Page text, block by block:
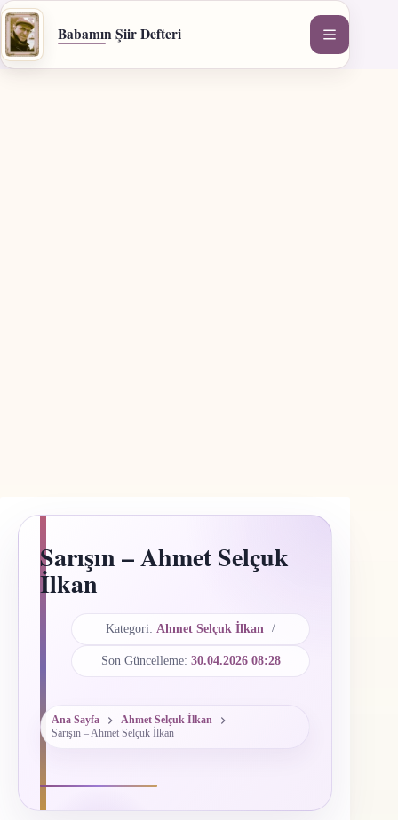
İçeriğe
geç
Babamın Şiir Defteri
Sarışın – Ahmet Selçuk
İlkan
Kategori: Ahmet Selçuk İlkan
Son Güncelleme: 30.04.2026 08:28
Ana Sayfa
Ahmet Selçuk İlkan
Sarışın – Ahmet Selçuk İlkan